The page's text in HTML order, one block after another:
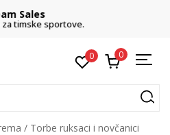
Sales
timske sportove.
0 0
Torbe ruksaci i novčanici